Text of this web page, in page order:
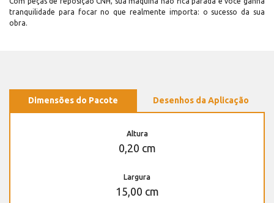
tranquilidade para focar no que realmente importa: o sucesso da sua
obra.
Dimensões do Pacote Desenhos da Aplicação
Altura
0,20 cm
Largura
15,00 cm